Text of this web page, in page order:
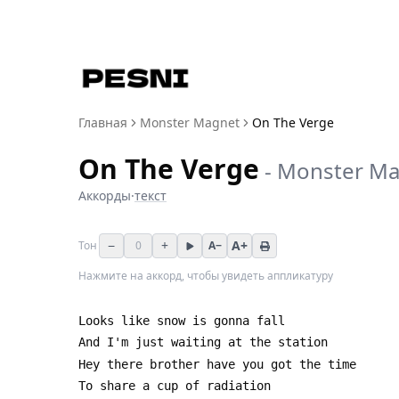
Главная Monster Magnet On The Verge
On The Verge - Monster
Аккорды·текст
Тон − 0 + A− A+
Нажмите на аккорд, чтобы увидеть аппликатуру